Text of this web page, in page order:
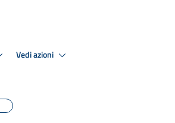
Vedi azioni